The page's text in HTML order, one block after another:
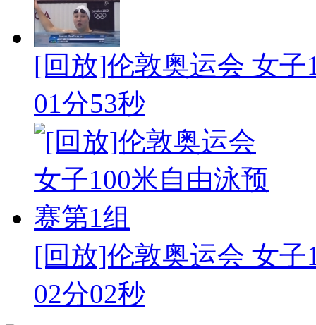
[回放]伦敦奥运会 女子
01分53秒
[回放]伦敦奥运会 女子
02分02秒